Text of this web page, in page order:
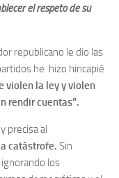
el respeto de su
republicano le dio las
he hizo hincapié
violen la ley y violen
rendir cuentas”.
precisa al
catástrofe. Sin
los